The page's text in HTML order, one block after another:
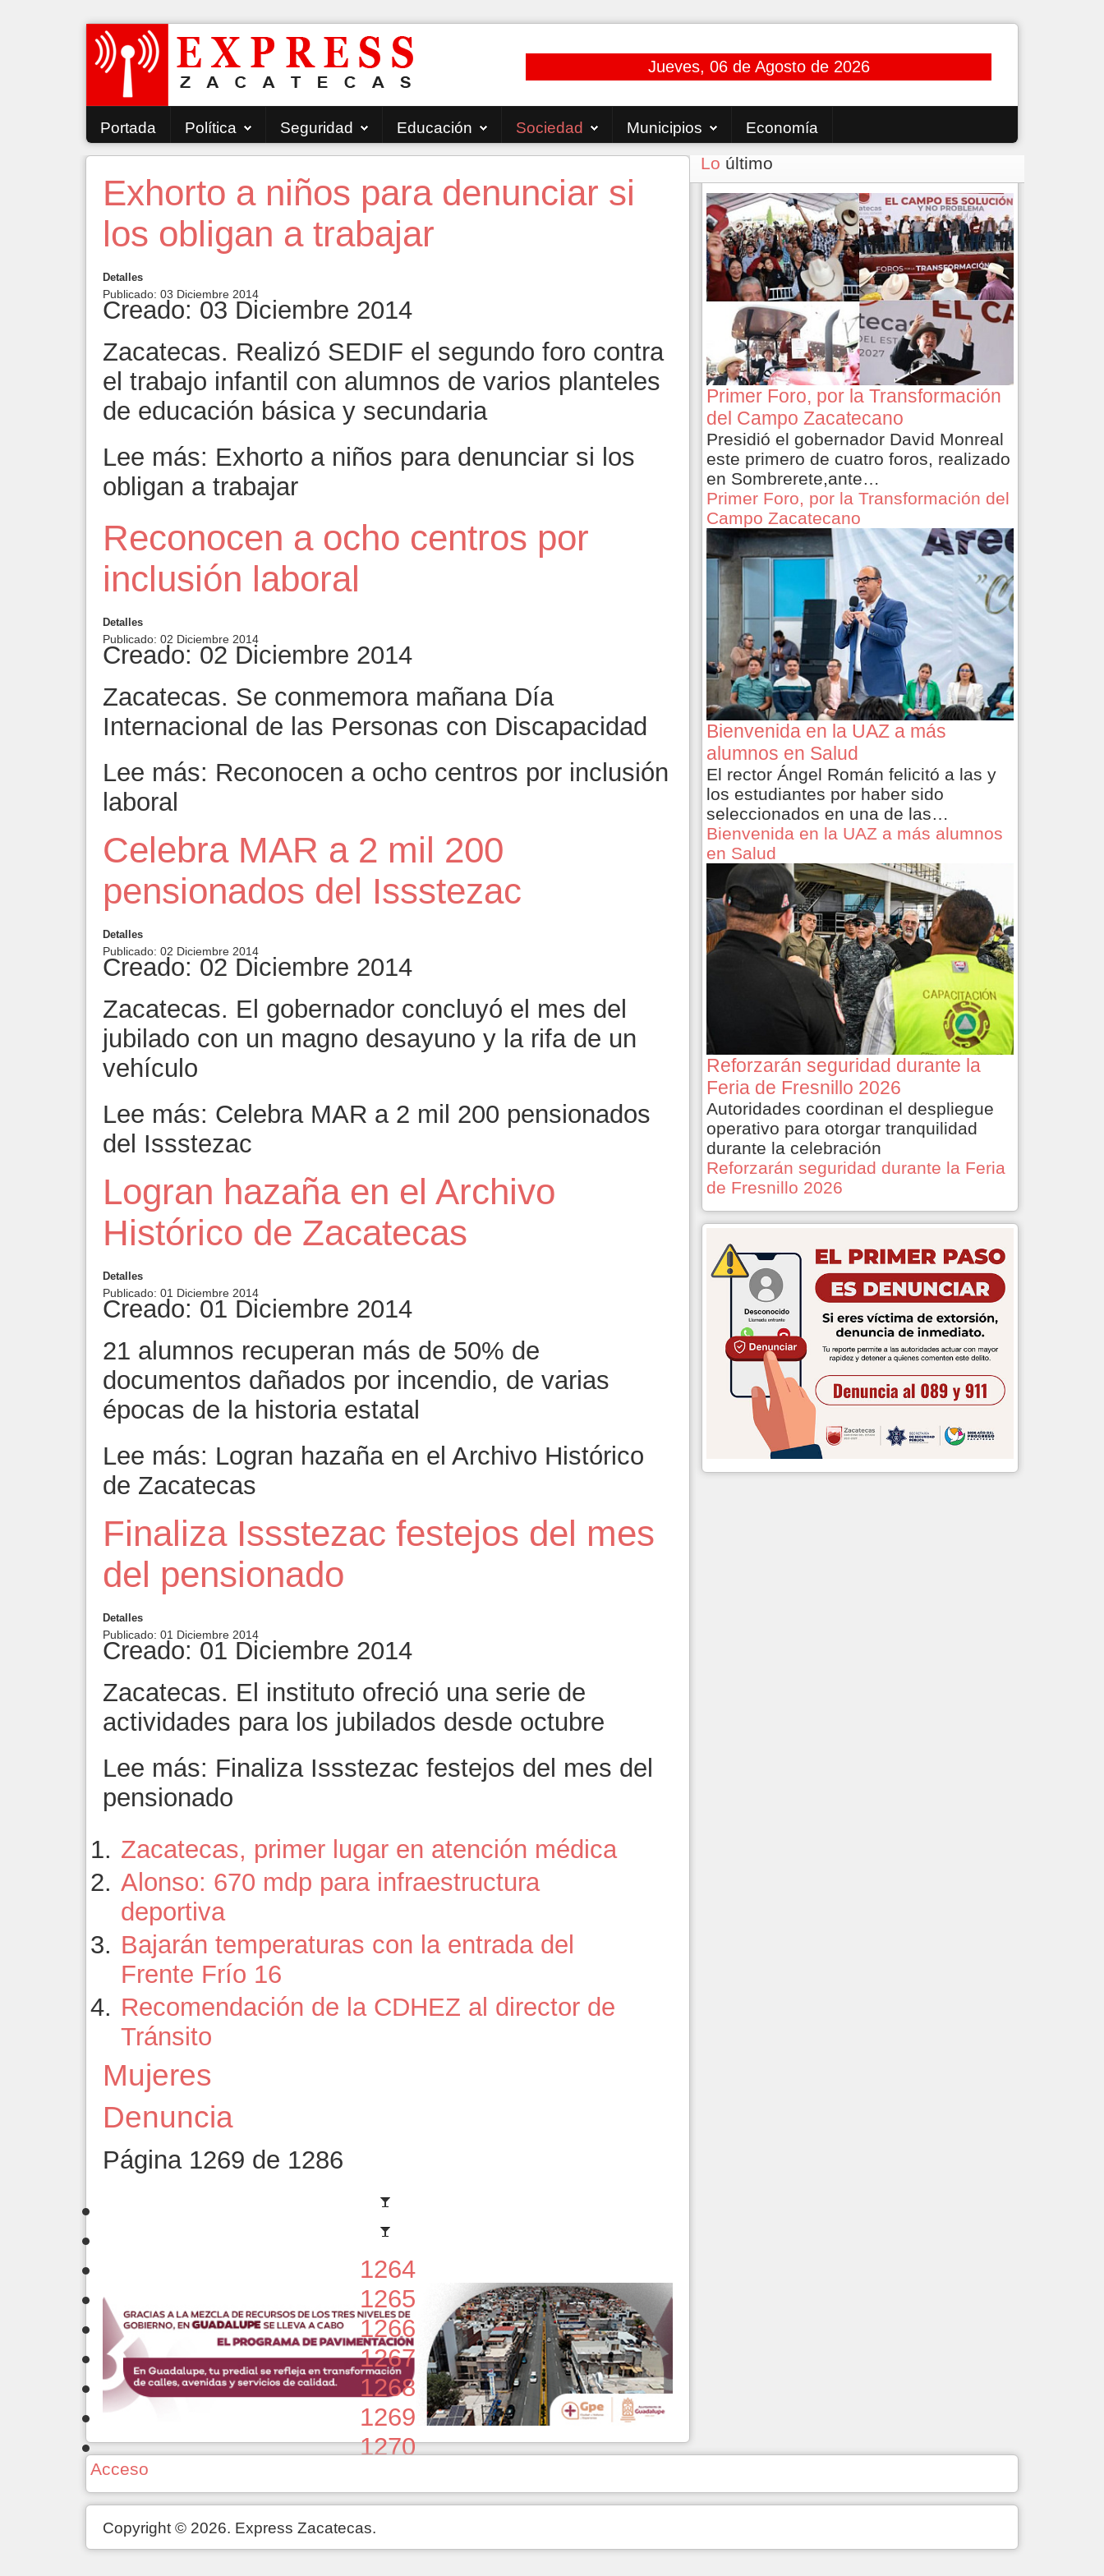
Jueves, 06 de Agosto de 2026
Portada Política Seguridad Educación Sociedad Municipios Economía
Exhorto a niños para denunciar si
los obligan a trabajar
Detalles
Publicado: 03 Diciembre 2014
Creado: 03 Diciembre 2014
Zacatecas. Realizó SEDIF el segundo foro contra
el trabajo infantil con alumnos de varios planteles
de educación básica y secundaria
Lee más: Exhorto a niños para denunciar si los
obligan a trabajar
Reconocen a ocho centros por
inclusión laboral
Detalles
Publicado: 02 Diciembre 2014
Creado: 02 Diciembre 2014
Zacatecas. Se conmemora mañana Día
Internacional de las Personas con Discapacidad
Lee más: Reconocen a ocho centros por inclusión
laboral
Celebra MAR a 2 mil 200
pensionados del Issstezac
Detalles
Publicado: 02 Diciembre 2014
Creado: 02 Diciembre 2014
Zacatecas. El gobernador concluyó el mes del
jubilado con un magno desayuno y la rifa de un
vehículo
Lee más: Celebra MAR a 2 mil 200 pensionados
del Issstezac
Logran hazaña en el Archivo
Histórico de Zacatecas
Detalles
Publicado: 01 Diciembre 2014
Creado: 01 Diciembre 2014
21 alumnos recuperan más de 50% de
documentos dañados por incendio, de varias
épocas de la historia estatal
Lee más: Logran hazaña en el Archivo Histórico
de Zacatecas
Finaliza Issstezac festejos del mes
del pensionado
Detalles
Publicado: 01 Diciembre 2014
Creado: 01 Diciembre 2014
Zacatecas. El instituto ofreció una serie de
actividades para los jubilados desde octubre
Lee más: Finaliza Issstezac festejos del mes del
pensionado
Zacatecas, primer lugar en atención médica
Alonso: 670 mdp para infraestructura
deportiva
Bajarán temperaturas con la entrada del
Frente Frío 16
Recomendación de la CDHEZ al director de
Tránsito
Mujeres
Denuncia
Página 1269 de 1286
1264
1265
1266
1267
1268
1269
1270
1272
1273
Lo último
Primer Foro, por la Transformación
del Campo Zacatecano
Presidió el gobernador David Monreal
este primero de cuatro foros, realizado
en Sombrerete,ante…
Primer Foro, por la Transformación del
Campo Zacatecano
Bienvenida en la UAZ a más
alumnos en Salud
El rector Ángel Román felicitó a las y
los estudiantes por haber sido
seleccionados en una de las…
Bienvenida en la UAZ a más alumnos
en Salud
Reforzarán seguridad durante la
Feria de Fresnillo 2026
Autoridades coordinan el despliegue
operativo para otorgar tranquilidad
durante la celebración
Reforzarán seguridad durante la Feria
de Fresnillo 2026
Acceso
Copyright © 2026. Express Zacatecas.